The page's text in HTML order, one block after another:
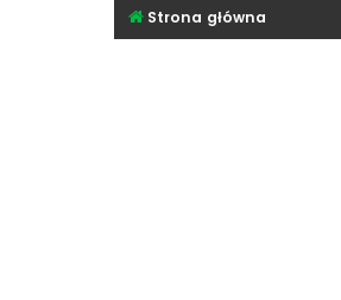
Strona główna